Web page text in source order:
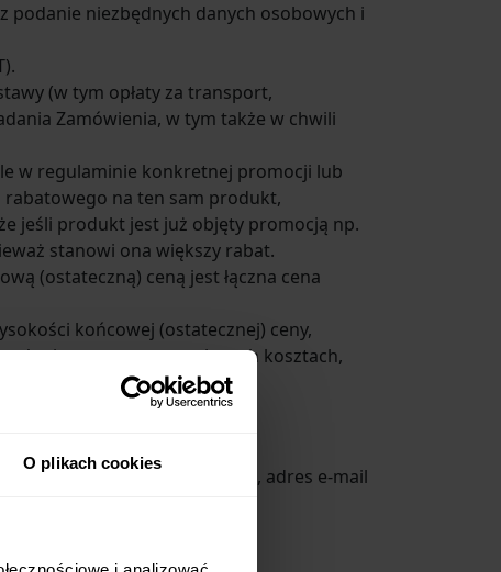
O plikach cookies
podanie niezbędnych danych osobowych i
(w tym opłaty za transport,
Zamówienia, w tym także w chwili
w regulaminie konkretnej promocji lub
rabatowego na ten sam produkt,
jeśli produkt jest już objęty promocją np.
stanowi ona większy rabat.
(ostateczną) ceną jest łączna cena
końcowej (ostatecznej) ceny,
pocztowe oraz o innych kosztach,
danych: imię, nazwisko, adres e-mail